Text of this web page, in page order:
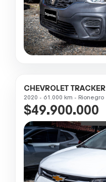
CHEVROLET TRACKER
2020 - 61.000 km - Rionegro
$49.900.000